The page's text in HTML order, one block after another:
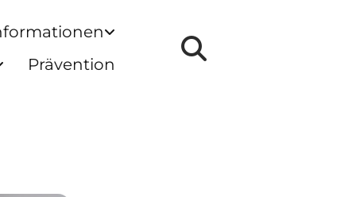
Prävention